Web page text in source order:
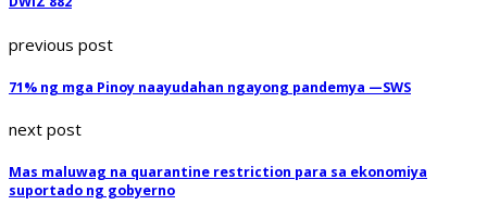
previous post
71% ng mga Pinoy naayudahan ngayong pandemya —SWS
next post
Mas maluwag na quarantine restriction para sa ekonomiya
suportado ng gobyerno